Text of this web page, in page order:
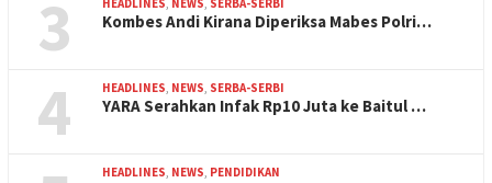
3 HEADLINES, NEWS, SERBA-SERBI
Kombes Andi Kirana Diperiksa Mabes Polri…
4 HEADLINES, NEWS, SERBA-SERBI
YARA Serahkan Infak Rp10 Juta ke Baitul …
HEADLINES, NEWS, PENDIDIKAN